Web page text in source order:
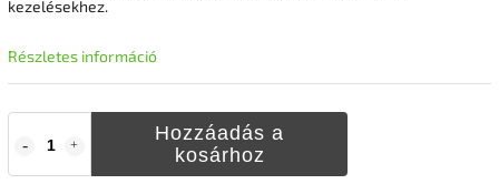
Hozzáadás a
kosárhoz
kezelésekhez.
Részletes információ